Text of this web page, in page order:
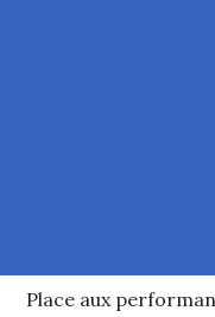
Place aux